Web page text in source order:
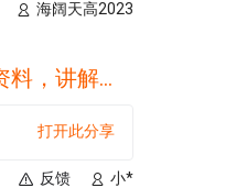
海阔天高2023
习题.png
打开此分享
小*
反馈